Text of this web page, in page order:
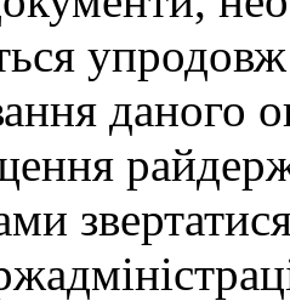
упродовж
даного